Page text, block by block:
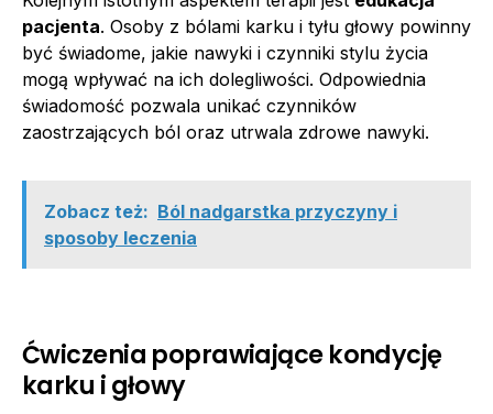
pacjenta. Osoby z bólami karku i tyłu głowy powinny
być świadome, jakie nawyki i czynniki stylu życia
mogą wpływać na ich dolegliwości. Odpowiednia
świadomość pozwala unikać czynników
zaostrzających ból oraz utrwala zdrowe nawyki.
Zobacz też: Ból nadgarstka przyczyny i
sposoby leczenia
Ćwiczenia poprawiające kondycję
karku i głowy